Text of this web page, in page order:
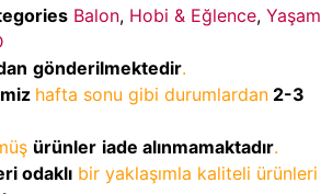
Balon, Hobi & Eğlence, Yaşam
gönderilmektedir.
hafta sonu gibi durumlardan 2-3
ürünler iade alınmamaktadır.
odaklı bir yaklaşımla kaliteli ürünleri